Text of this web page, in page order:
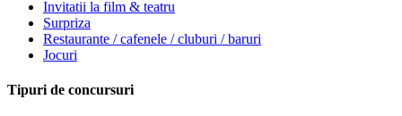
Invitatii la film & teatru
Surpriza
Restaurante / cafenele / cluburi / baruri
Jocuri
Tipuri de concursuri